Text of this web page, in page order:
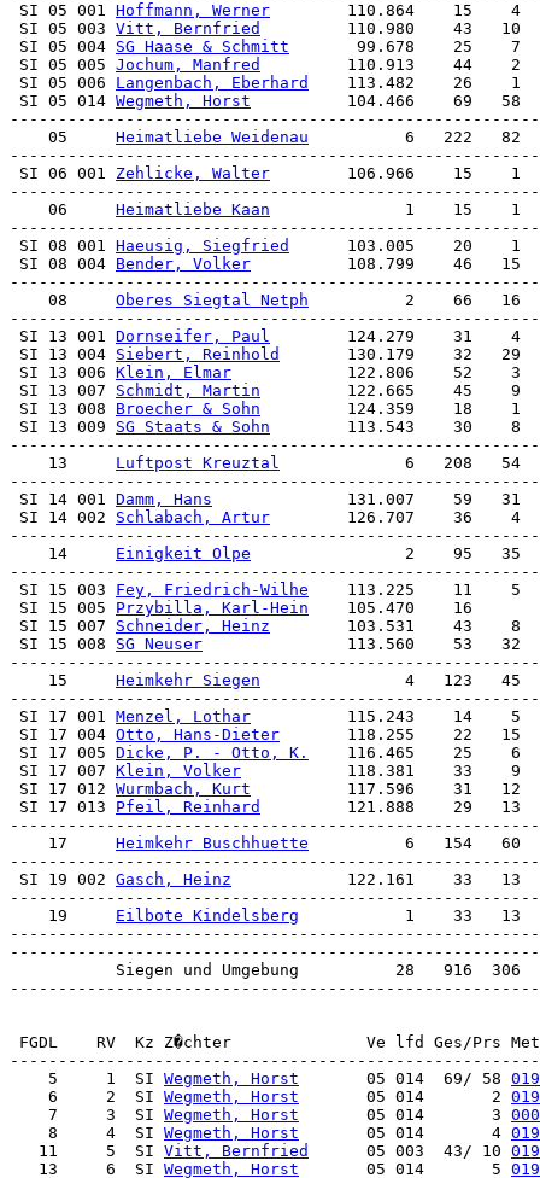
SI 05 001 Hoffmann, Werner
110.864    15
SI 05 003 Vitt, Bernfried
110.980    43
SI 05 004 SG Haase & Schmitt
99.678    25
SI 05 005 Jochum, Manfred
110.913    44
SI 05 006 Langenbach, Eberhard
113.482    26
SI 05 014 Wegmeth, Horst
104.466    69
    05
Heimatliebe Weidenau
6   222   82
SI 06 001 Zehlicke, Walter
106.966    15
    06
Heimatliebe Kaan
1    15    1
SI 08 001 Haeusig, Siegfried
103.005    20
SI 08 004 Bender, Volker
108.799    46
    08
Oberes Siegtal Netph
2    66   16
SI 13 001 Dornseifer, Paul
124.279    31
SI 13 004 Siebert, Reinhold
130.179    32
SI 13 006 Klein, Elmar
122.806    52
SI 13 007 Schmidt, Martin
122.665    45
SI 13 008 Broecher & Sohn
124.359    18
SI 13 009 SG Staats & Sohn
113.543    30
    13
Luftpost Kreuztal
6   208   54
SI 14 001 Damm, Hans
131.007    59
SI 14 002 Schlabach, Artur
126.707    36
    14
Einigkeit Olpe
2    95   35
SI 15 003 Fey, Friedrich-Wilhe
113.225    11
SI 15 005 Przybilla, Karl-Hein
105.470    16
SI 15 007 Schneider, Heinz
103.531    43
SI 15 008 SG Neuser
113.560    53
    15
Heimkehr Siegen
4   123   45
SI 17 001 Menzel, Lothar
115.243    14
SI 17 004 Otto, Hans-Dieter
118.255    22
SI 17 005 Dicke, P. - Otto, K.
116.465    25
SI 17 007 Klein, Volker
118.381    33
SI 17 012 Wurmbach, Kurt
117.596    31
SI 17 013 Pfeil, Reinhard
121.888    29
    17
Heimkehr Buschhuette
6   154   60
SI 19 002 Gasch, Heinz
122.161    33
    19
Eilbote Kindelsberg
1    33   13
Siegen und Umgebung          28   916  306
    5     1  SI
Wegmeth, Horst
       05 014  69/ 58
    6     2  SI
Wegmeth, Horst
       05 014       2
    7     3  SI
Wegmeth, Horst
       05 014       3
    8     4  SI
Wegmeth, Horst
       05 014       4
   11     5  SI
Vitt, Bernfried
      05 003  43/ 10
   13     6  SI
Wegmeth, Horst
       05 014       5